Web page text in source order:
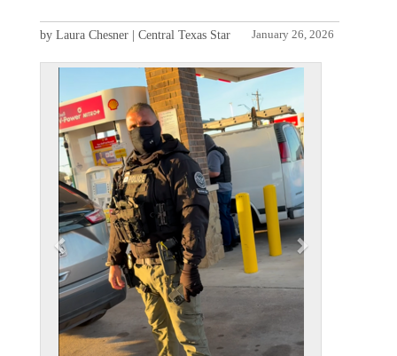
January 26, 2026
by Laura Chesner | Central Texas Star
P
r
e
v
i
o
u
s
N
x
t